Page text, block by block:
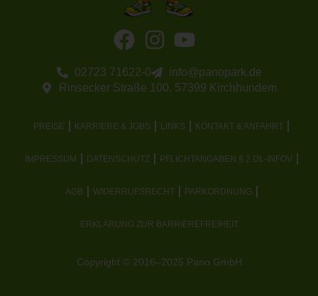
02723 71622-0
info@panopark.de
Rinsecker Straße 100, 57399 Kirchhundem
PREISE KARRIERE & JOBS LINKS KONTAKT & ANFAHRT
IMPRESSUM DATENSCHUTZ PFLICHTANGABEN § 2 DL-INFOV
AGB WIDERRUFSRECHT PARKORDNUNG
ERKLÄRUNG ZUR BARRIEREFREIHEIT
Copyright © 2016–2025 Pano GmbH